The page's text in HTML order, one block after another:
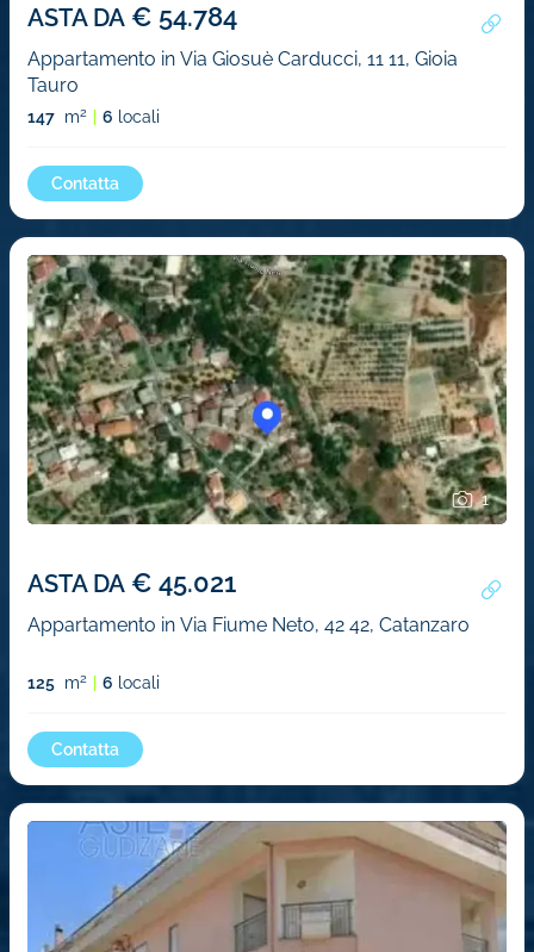
ASTA DA € 54.784
Appartamento in Via Giosuè Carducci, 11 11, Gioia
Tauro
147 m2 6 locali
Contatta
1
ASTA DA € 45.021
Appartamento in Via Fiume Neto, 42 42, Catanzaro
125 m2 6 locali
Contatta